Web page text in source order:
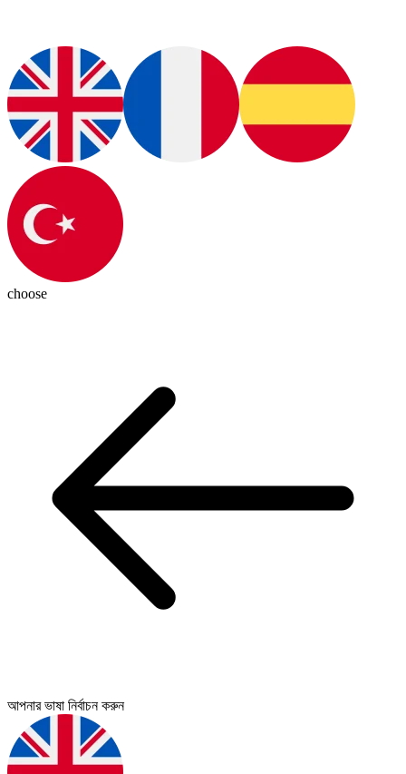
choose
আপনার ভাষা নির্বাচন করুন